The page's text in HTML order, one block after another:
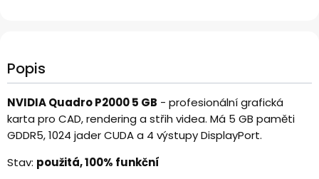
Popis
NVIDIA Quadro P2000 5 GB - profesionální grafická
karta pro CAD, rendering a střih videa. Má 5 GB paměti
GDDR5, 1024 jader CUDA a 4 výstupy DisplayPort.
Stav: použitá, 100% funkční